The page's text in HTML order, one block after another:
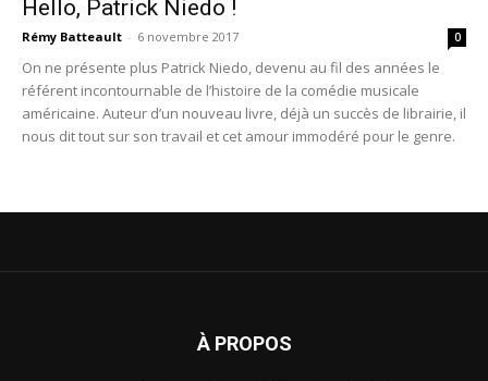
Hello, Patrick Niedo !
Rémy Batteault - 6 novembre 2017 0
On ne présente plus Patrick Niedo, devenu au fil des années le
référent incontournable de l’histoire de la comédie musicale
américaine. Auteur d’un nouveau livre, déjà un succès de librairie, il
nous dit tout sur son travail et cet amour immodéré pour le genre.
À PROPOS